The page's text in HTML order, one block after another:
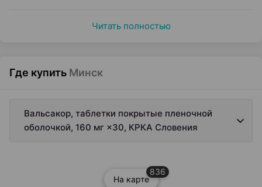
Читать полностью
Где купить Минск
Вальсакор, таблетки покрытые пленочной
оболочкой, 160 мг ×30, КРКА Словения
На карте
836